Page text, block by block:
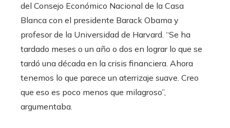
del Consejo Económico Nacional de la Casa
Blanca con el presidente Barack Obama y
profesor de la Universidad de Harvard. “Se ha
tardado meses o un año o dos en lograr lo que se
tardó una década en la crisis financiera. Ahora
tenemos lo que parece un aterrizaje suave. Creo
que eso es poco menos que milagroso”,
argumentaba.